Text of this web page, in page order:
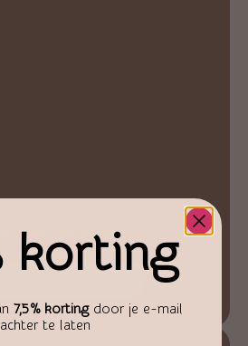
Lazuli Oorbellen
€24,95
korting
7,5% kortingdoor je e-mail
achter te laten